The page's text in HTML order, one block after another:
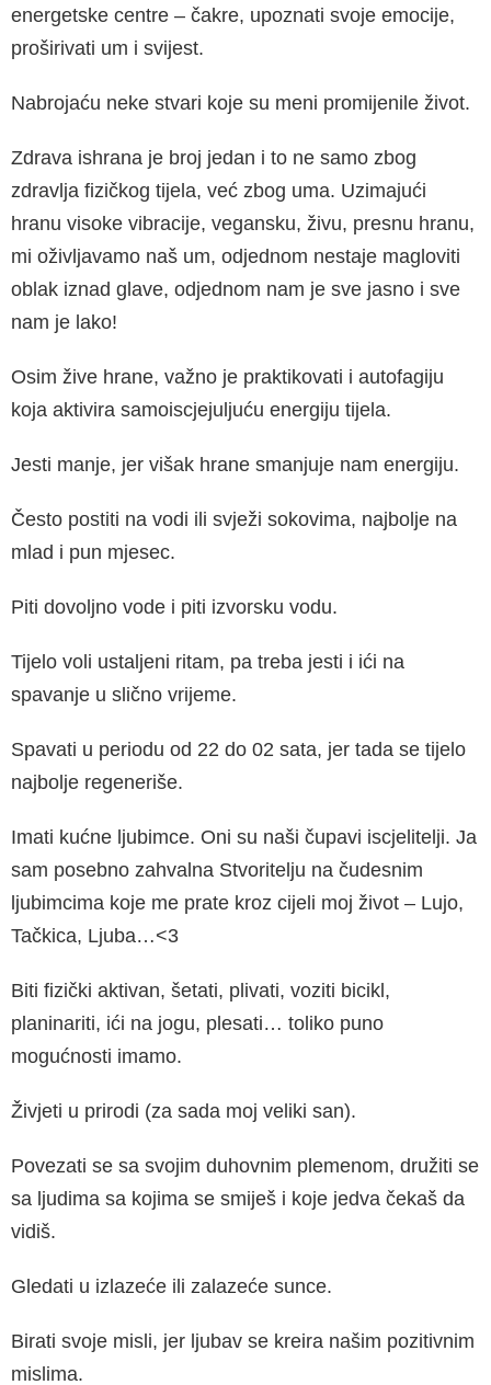
energetske centre – čakre, upoznati svoje emocije,
proširivati um i svijest.
Nabrojaću neke stvari koje su meni promijenile život.
Zdrava ishrana je broj jedan i to ne samo zbog
zdravlja fizičkog tijela, već zbog uma. Uzimajući
hranu visoke vibracije, vegansku, živu, pres­nu hranu,
mi oživljavamo naš um, odjednom nestaje magloviti
oblak iznad glave, odjednom nam je sve jasno i sve
nam je lako!
Osim žive hrane, važno je praktikovati i aut­ofagiju
koja aktivira samoiscjejuljuću energiju tijela.
Jesti manje, jer višak hrane smanjuje nam en­ergiju.
Često postiti na vodi ili svježi sokovima, na­jbolje na
mlad i pun mjesec.
Piti dovoljno vode i piti izvorsku vodu.
Tijelo voli ustaljeni ritam, pa treba jesti i ići na
spavanje u slično vrijeme.
Spavati u periodu od 22 do 02 sata, jer tada se tijelo
najbolje regeneriše.
Imati kućne ljubimce. Oni su naši čupavi isc­jelitelji. Ja
sam posebno zahvalna Stvoritelju na čudesnim
ljubimcima koje me prate kroz ci­jeli moj život – Lujo,
Tačkica, Ljuba…<3
Biti fizički aktivan, šetati, plivati, voziti bicikl,
planinariti, ići na jogu, plesati… toliko puno
mogućnosti imamo.
Živjeti u prirodi (za sada moj veliki san).
Povezati se sa svojim duhovnim plemenom, družiti se
sa ljudima sa kojima se smiješ i koje jedva čekaš da
vidiš.
Gledati u izlazeće ili zalazeće sunce.
Birati svoje misli, jer ljubav se kreira našim pozitivnim
mislima.